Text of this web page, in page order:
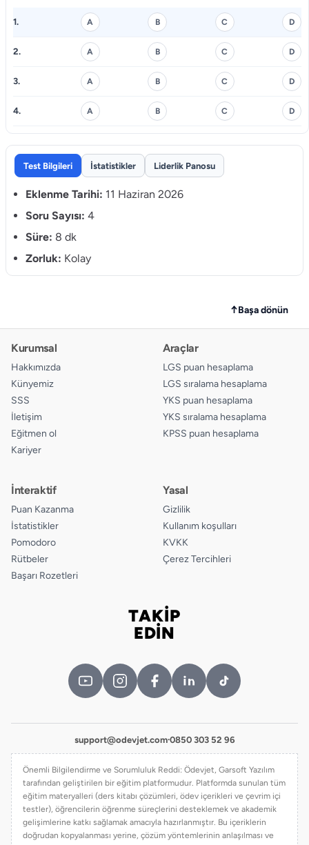
1. A B C D
2. A B C D
3. A B C D
4. A B C D
Test Bilgileri İstatistikler Liderlik Panosu
Eklenme Tarihi: 11 Haziran 2026
Soru Sayısı: 4
Süre: 8 dk
Zorluk: Kolay
↑Başa dönün
Kurumsal
Hakkımızda
Künyemiz
SSS
İletişim
Eğitmen ol
Kariyer
Araçlar
LGS puan hesaplama
LGS sıralama hesaplama
YKS puan hesaplama
YKS sıralama hesaplama
KPSS puan hesaplama
İnteraktif
Puan Kazanma
İstatistikler
Pomodoro
Rütbeler
Başarı Rozetleri
Yasal
Gizlilik
Kullanım koşulları
KVKK
Çerez Tercihleri
TAKİP
EDİN
support@odevjet.com·0850 303 52 96
Önemli Bilgilendirme ve Sorumluluk Reddi: Ödevjet, Garsoft Yazılım
tarafından geliştirilen bir eğitim platformudur. Platformda sunulan tüm
eğitim materyalleri (ders kitabı çözümleri, ödev içerikleri ve çevrim içi
testler), öğrencilerin öğrenme süreçlerini desteklemek ve akademik
gelişimlerine katkı sağlamak amacıyla hazırlanmıştır. Bu içeriklerin
doğrudan kopyalanması yerine, çözüm yöntemlerinin anlaşılması ve